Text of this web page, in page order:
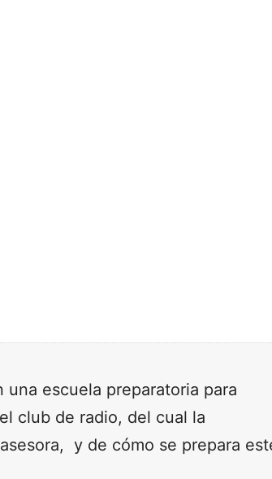
escuela preparatoria para
club de radio, del cual la
y de cómo se prepara